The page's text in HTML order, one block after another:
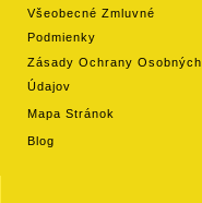
Všeobecné Zmluvné
Podmienky
Zásady Ochrany Osobných
Údajov
Mapa Stránok
Blog